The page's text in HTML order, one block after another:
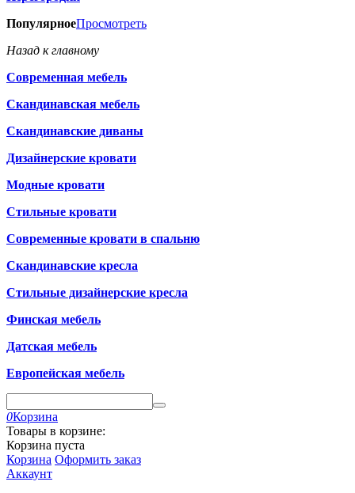
ПопулярноеПросмотреть
Назад к главному
Современная мебель
Скандинавская мебель
Скандинавские диваны
Дизайнерские кровати
Модные кровати
Стильные кровати
Современные кровати в спальню
Скандинавские кресла
Стильные дизайнерские кресла
Финская мебель
Датская мебель
Европейская мебель
0Корзина
Товары в корзине:
Корзина пуста
Корзина Оформить заказ
Аккаунт